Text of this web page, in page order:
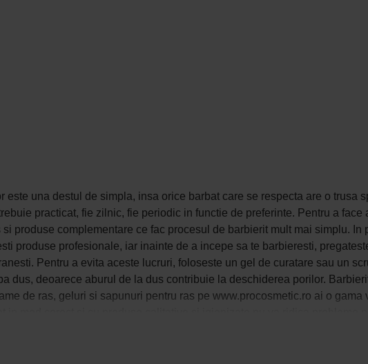
este una destul de simpla, insa orice barbat care se respecta are o trusa
practicat, fie zilnic, fie periodic in functie de preferinte. Pentru a face
produse complementare ce fac procesul de barbierit mult mai simplu.
produse profesionale, iar inainte de a incepe sa te barbieresti,
Pentru a evita aceste lucruri, foloseste un gel de curatare sau un
dus, deoarece aburul de la dus contribuie la deschiderea porilor.
de ras, geluri si sapunuri pentru ras pe www.procosmetic.ro ai o
ale tenului.